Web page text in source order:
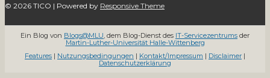
© 2026 TICO | Powered by Responsive Theme
Ein Blog von Blogs@MLU, dem Blog-Dienst des IT-Servicezentrums der
Martin-Luther-Universität Halle-Wittenberg
Features | Nutzungsbedingungen | Kontakt/Impressum | Disclaimer |
Datenschutzerklärung